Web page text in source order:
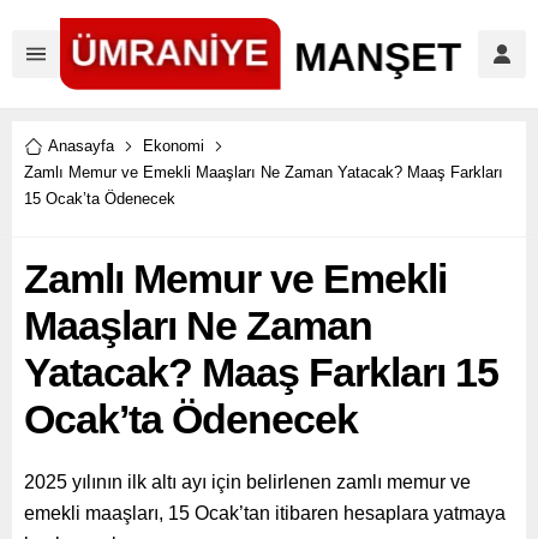
Anasayfa
Ekonomi
Zamlı Memur ve Emekli Maaşları Ne Zaman Yatacak? Maaş Farkları
15 Ocak’ta Ödenecek
Zamlı Memur ve Emekli
Maaşları Ne Zaman
Yatacak? Maaş Farkları 15
Ocak’ta Ödenecek
2025 yılının ilk altı ayı için belirlenen zamlı memur ve
emekli maaşları, 15 Ocak’tan itibaren hesaplara yatmaya